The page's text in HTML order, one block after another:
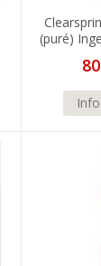
(puré)
Info